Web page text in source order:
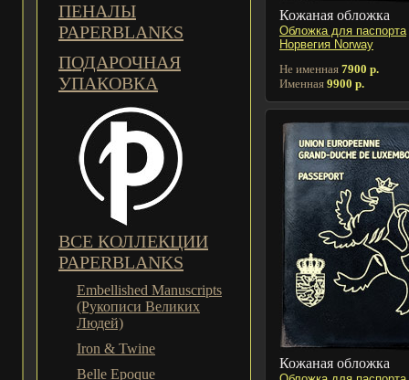
ПЕНАЛЫ
PAPERBLANKS
ПОДАРОЧНАЯ
УПАКОВКА
ВСЕ КОЛЛЕКЦИИ
PAPERBLANKS
Embellished Manuscripts
(Рукописи Великих
Людей)
Iron & Twine
Belle Epoque
Кожаная обложка
Обложка для паспорта
Норвегия Norway
Не именная 7900 р.
Именная 9900 р.
Кожаная обложка